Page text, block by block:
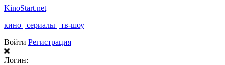
KinoStart.net
кино | сериалы | тв-шоу
Войти Регистрация
Логин: